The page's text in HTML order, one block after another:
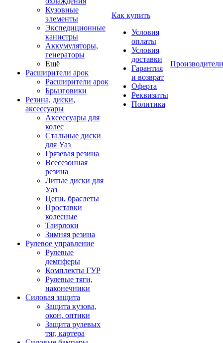
Кузовные
элементы
Экспедиционные
канистры
Аккумуляторы,
генераторы
Ещё
Расширители арок
Расширители арок
Брызговики
Резина, диски,
аксессуары
Аксессуары для
колес
Стальные диски
для Уаз
Грязевая резина
Всесезонная
резина
Литые диски для
Уаз
Цепи, браслеты
Проставки
колесные
Таирлоки
Зимняя резина
Рулевое управление
Рулевые
демпферы
Комплекты ГУР
Рулевые тяги,
наконечники
Силовая защита
Защита кузова,
окон, оптики
Защита рулевых
тяг, картера
Как купить
Условия
оплаты
Условия
доставки
Гарантия
и возврат
Оферта
Реквизиты
Политика
Производители